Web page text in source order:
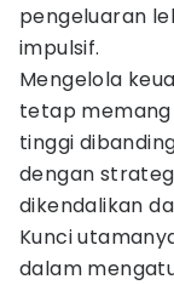
pengeluaran
impulsif.
Mengelola
tetap
tinggi
dengan
dikendalikan
Kunci
dalam